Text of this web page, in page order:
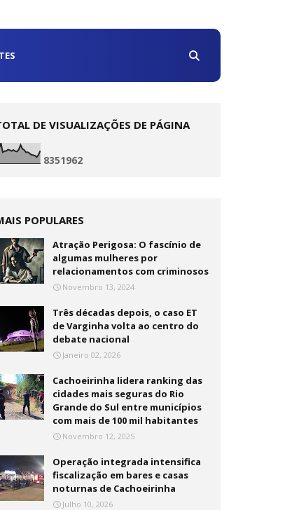
DE VISUALIZAÇÕES DE PÁGINA
8351962
POPULARES
Atração Perigosa: O fascínio de
algumas mulheres por
relacionamentos com criminosos
Novembro 13, 2024
Três décadas depois, o caso ET
de Varginha volta ao centro do
debate nacional
Janeiro 02, 2026
Cachoeirinha lidera ranking das
cidades mais seguras do Rio
Grande do Sul entre municípios
com mais de 100 mil habitantes
Novembro 12, 2025
Operação integrada intensifica
fiscalização em bares e casas
noturnas de Cachoeirinha
Julho 10, 2026